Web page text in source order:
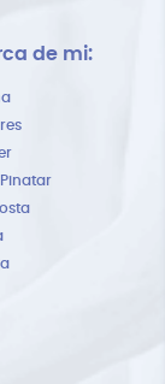
de mi: